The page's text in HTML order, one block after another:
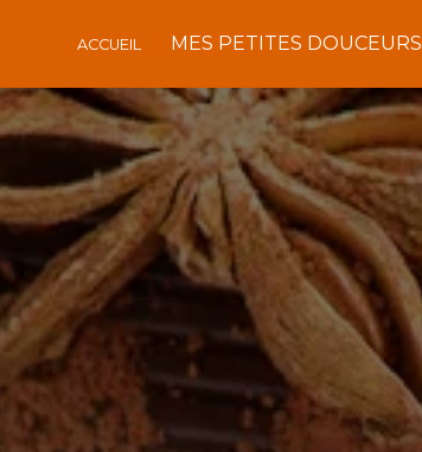
ACCUEIL MES PETITES DOUCEURS